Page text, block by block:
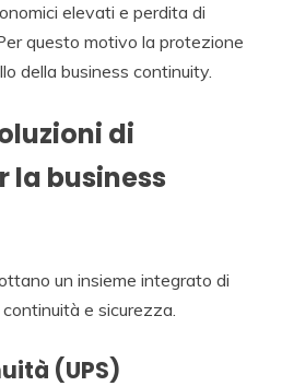
elevati e perdita di
questo motivo la protezione
della business continuity.
di
la business
un insieme integrato di
e sicurezza.
(UPS)